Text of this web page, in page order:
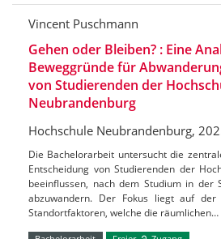
Vincent Puschmann
Gehen oder Bleiben? : Eine
Beweggründe für
von Studierenden der
Neubrandenburg
Hochschule Neubrandenburg,
Die Bachelorarbeit untersucht die
Entscheidung von Studierenden der
beeinflussen, nach dem Studium in der
abzuwandern. Der Fokus liegt auf der
Standortfaktoren, welche die räumlichen…